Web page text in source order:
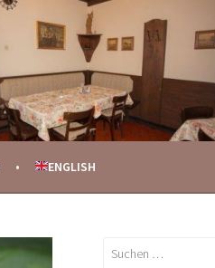
ENGLISH
Suchen